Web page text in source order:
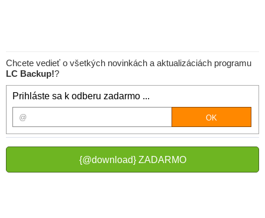
Chcete vedieť o všetkých novinkách a aktualizáciách programu
LC Backup!?
Prihláste sa k odberu zadarmo ...
{@download} ZADARMO